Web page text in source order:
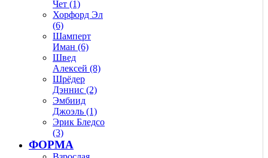
Чет (1)
Хорфорд Эл
(6)
Шамперт
Иман (6)
Швед
Алексей (8)
Шрёдер
Дэннис (2)
Эмбиид
Джоэль (1)
Эрик Бледсо
(3)
ФОРМА